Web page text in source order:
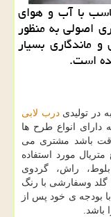
با آب و هوای
اصولی به منظور
ماندگاری بسیار
است.
درب لابی
انواع طرح ها
باشد مشتری می
مورد استفاده
راش، گردوی
گلد وسفارشی با رنگ
بودجه ی خود پس از
باشد.